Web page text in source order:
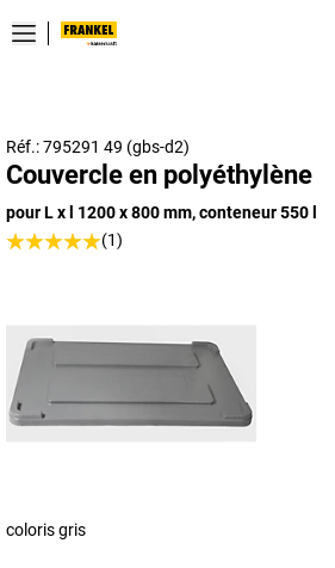
Réf.: 795291 49 (gbs-d2)
Couvercle en polyéthylène
pour L x l 1200 x 800 mm, conteneur 550 l
(1)
coloris gris